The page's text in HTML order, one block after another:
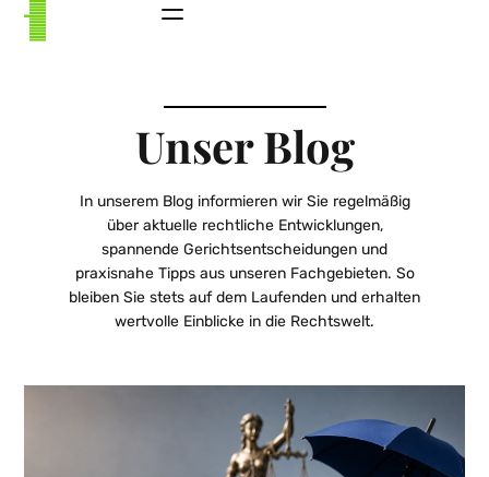
Unser Blog
In unserem Blog informieren wir Sie regelmäßig
über aktuelle rechtliche Entwicklungen,
spannende Gerichtsentscheidungen und
praxisnahe Tipps aus unseren Fachgebieten. So
bleiben Sie stets auf dem Laufenden und erhalten
wertvolle Einblicke in die Rechtswelt.